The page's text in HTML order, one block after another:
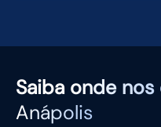
Saiba onde nos
Anápolis